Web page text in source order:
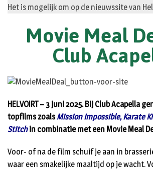
Het is mogelijk om op de nieuwssite van
Movie Meal
Club
HELVOIRT – 3 juni 2025. Bij Club Acapella
topfilms zoalsMission Impossible,Karate
Stitchin combinatie met een Movie Meal
Voor- of na de film schuif je aan in
waar een smakelijke maaltijd op je wacht.